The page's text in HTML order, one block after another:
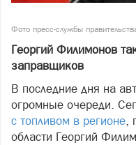
Фото пресс-службы
Георгий Филимонов
заправщиков
В последние дня на
огромные очереди.
с топливом в регионе,
области Георгий